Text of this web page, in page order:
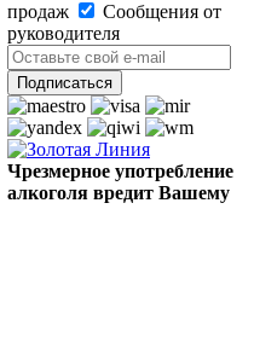
продаж
Сообщения от
руководителя
Чрезмерное употребление
алкоголя вредит Вашему